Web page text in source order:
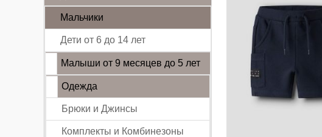
Мальчики
Дети от 6 до 14 лет
Малыши от 9 месяцев до 5 лет
Одежда
Брюки и Джинсы
Комплекты и Комбинезоны